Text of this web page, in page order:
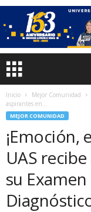
Inicio Mejor Comunidad
aspirantes en...
MEJOR COMUNIDAD
¡Emoción,
UAS
su